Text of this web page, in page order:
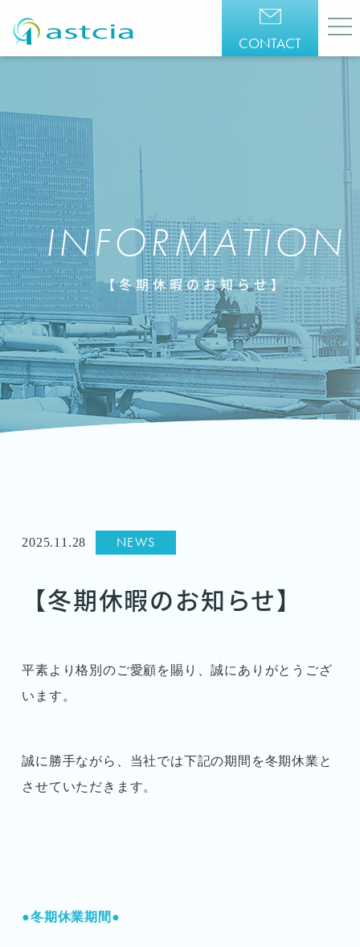
CONTACT
INFORMATION
【冬期休暇のお知らせ】
2025.11.28 NEWS
【冬期休暇のお知らせ】
平素より格別のご愛顧を賜り、誠にありがとうござ
います。
誠に勝手ながら、当社では下記の期間を冬期休業と
させていただきます。
●冬期休業期間●